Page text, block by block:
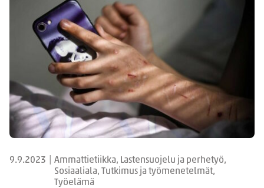
9.9.2023
Ammattietiikka, Lastensuojelu ja perhetyö,
Sosiaaliala, Tutkimus ja työmenetelmät,
Työelämä